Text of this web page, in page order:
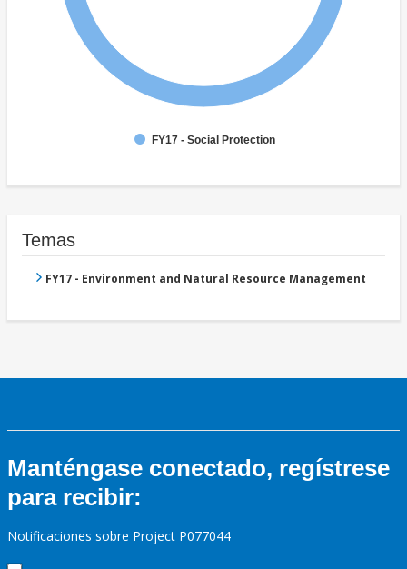
FY17 - Social Protection
Temas
FY17 - Environment and Natural Resource Management
Manténgase conectado, regístrese
para recibir:
Notificaciones sobre Project P077044